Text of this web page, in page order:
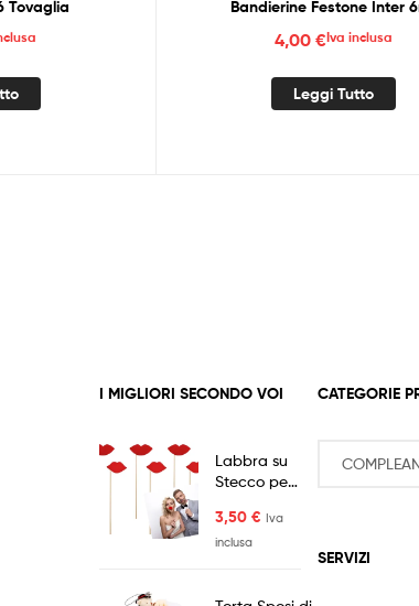
Tovaglia Bandierine Festone Inter
4,00€Iva inclusa
Leggi Tutto
I MIGLIORI SECONDO VOI
Labbra su
Stecco per
6pz
3,50€
Iva
inclusa
CATEGORIE
SERVIZI